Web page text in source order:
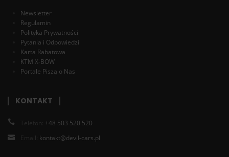
Newsletter
Regulamin
Polityka Prywatności
Pytania i Odpowiedzi
Karta Rabatowa
KTM X-BOW
Portale Piszą o Nas
KONTAKT
Telefon: +48 503 520 520
Email: kontakt@devil-cars.pl